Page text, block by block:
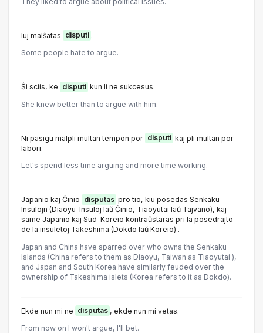
Iuj malŝatas disputi .
Some people hate to argue.
Ŝi sciis, ke disputi kun li ne sukcesus.
She knew better than to argue with him.
Ni pasigu malpli multan tempon por disputi kaj pli multan por
labori.
Let's spend less time arguing and more time working.
Japanio kaj Ĉinio disputas pro tio, kiu posedas Senkaku-
Insulojn (Diaoyu-Insuloj laŭ Ĉinio, Tiaoyutai laŭ Tajvano), kaj
same Japanio kaj Sud-Koreio kontraŭstaras pri la posedrajto
de la insuletoj Takeshima (Dokdo laŭ Koreio) .
Japan and China have sparred over who owns the Senkaku
Islands (China refers to them as Diaoyu, Taiwan as Tiaoyutai ),
and Japan and South Korea have similarly feuded over the
ownership of Takeshima islets (Korea refers to it as Dokdo).
Ekde nun mi ne disputas , ekde nun mi vetas.
From now on I won't argue, I'll bet.